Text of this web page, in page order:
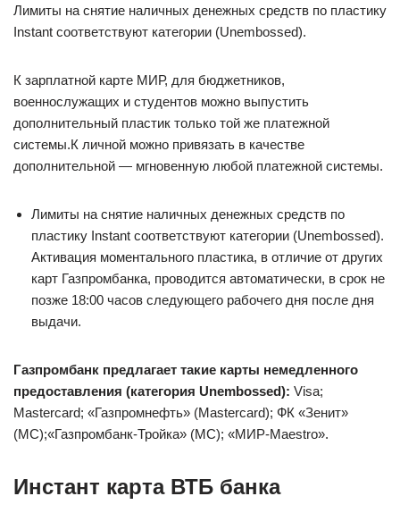
Лимиты на снятие наличных денежных средств по пластику
Instant соответствуют категории (Unembossed).
К зарплатной карте МИР, для бюджетников,
военнослужащих и студентов можно выпустить
дополнительный пластик только той же платежной
системы.К личной можно привязать в качестве
дополнительной — мгновенную любой платежной системы.
Лимиты на снятие наличных денежных средств по
пластику Instant соответствуют категории (Unembossed).
Активация моментального пластика, в отличие от других
карт Газпромбанка, проводится автоматически, в срок не
позже 18:00 часов следующего рабочего дня после дня
выдачи.
Газпромбанк предлагает такие карты немедленного
предоставления (категория Unembossed): Visa;
Mastercard; «Газпромнефть» (Mastercard); ФК «Зенит»
(MC);«Газпромбанк-Тройка» (MC); «МИР-Maestro».
Инстант карта ВТБ банка